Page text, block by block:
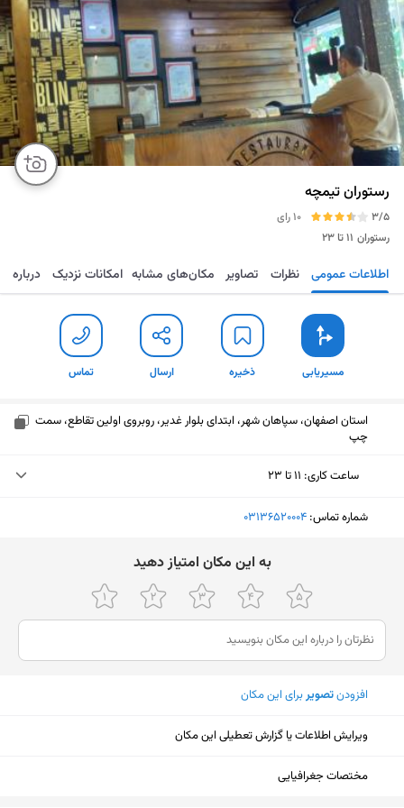
رستوران تیمچه
3/5
10 رای
رستوران ۱۱ تا ۲۳
مسیریابی ذخیره ارسال تماس اطلاعات عمومی نظرات تصاویر مکان‌های مشابه امکانات نزدیک درباره
مسیریابی ذخیره ارسال تماس
استان اصفهان، سپاهان شهر، ابتدای بلوار غدیر، روبروی اولین تقاطع، سمت
چپ
ساعت کاری: ۱۱ تا ۲۳
یکشنبه (امروز)
چهارشنبه
۱۱ تا ۲۳
پنجشنبه
۱۱ تا ۲۳
جمعه
شنبه
شماره تماس: ‎03136520004
ﺑﻪ اﯾﻦ ﻣﮑﺎن اﻣﺘﯿﺎز دﻫﯿﺪ
افزودنتصویربرای این مکان
ویرایش اطلاعات یا گزارش تعطیلی این مکان
مختصات جغرافیایی